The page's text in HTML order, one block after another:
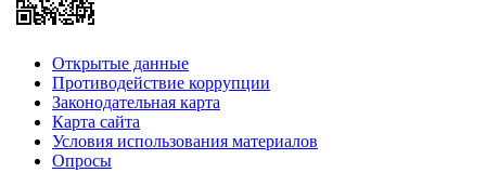
Открытые данные
Противодействие коррупции
Законодательная карта
Карта сайта
Условия использования материалов
Опросы